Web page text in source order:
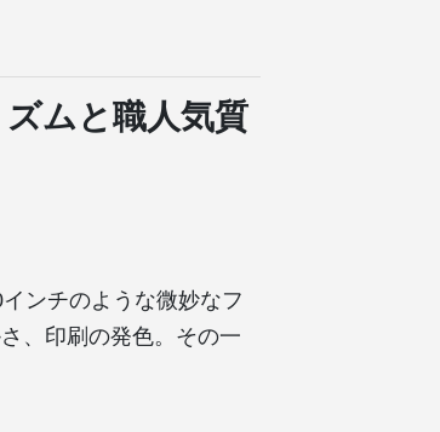
ムと職人気質
ンチのような微妙なフ
、印刷の発色。その一